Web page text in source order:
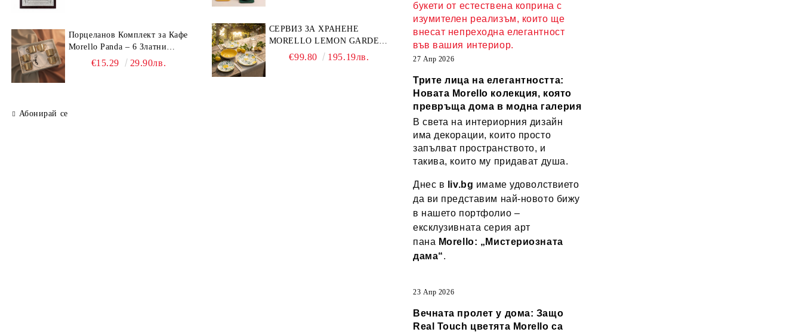
Порцеланов Комплект за Кафе
Morello Panda – 6 Златни
Огледални Чаши с
€15.29 29.90лв.
Абонирай се
СЕРВИЗ ЗА ХРАНЕНЕ
MORELLO LEMON GARDEN
18 ЧАСТИ - ПОРЦЕЛАН
€99.80 195.19лв.
букети от естествена коприна с
изумителен реализъм, които ще
внесат непреходна елегантност
във вашия интериор.
27 Апр 2026
Трите лица на елегантността:
Новата Morello колекция, която
превръща дома в модна галерия
В света на интериорния дизайн
има декорации, които просто
запълват пространството, и
такива, които му придават душа.
Днес в liv.bg имаме удоволствието
да ви представим най-новото бижу
в нашето портфолио –
ексклузивната серия арт
пана Morello: „Мистериозната
дама“.
23 Апр 2026
Вечната пролет у дома: Защо
Real Touch цветята Morello са